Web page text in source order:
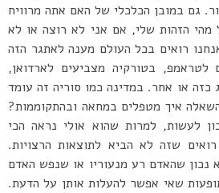
גם במובן הכלכלי של האם אתה מרוויח
הזהות שלי, אם אני לא רוצה או לא
רואים בכל העולם מענה לאתגר הזה
לטראמפ, בטורקיה מצביעים לארדואן,
כזה או אחר. במדינה כמו סוריה זה עומד
איך מטפלים במחאה ובהתקוממות?
לעשות, למרות שהוא אולי נראה הכי
שזה לא הביא לתוצאות הרצויות.
נכון שהאדם רע מנעוריו או שנפש האדם
שאי אפשר להעלות אותן על הדעת.